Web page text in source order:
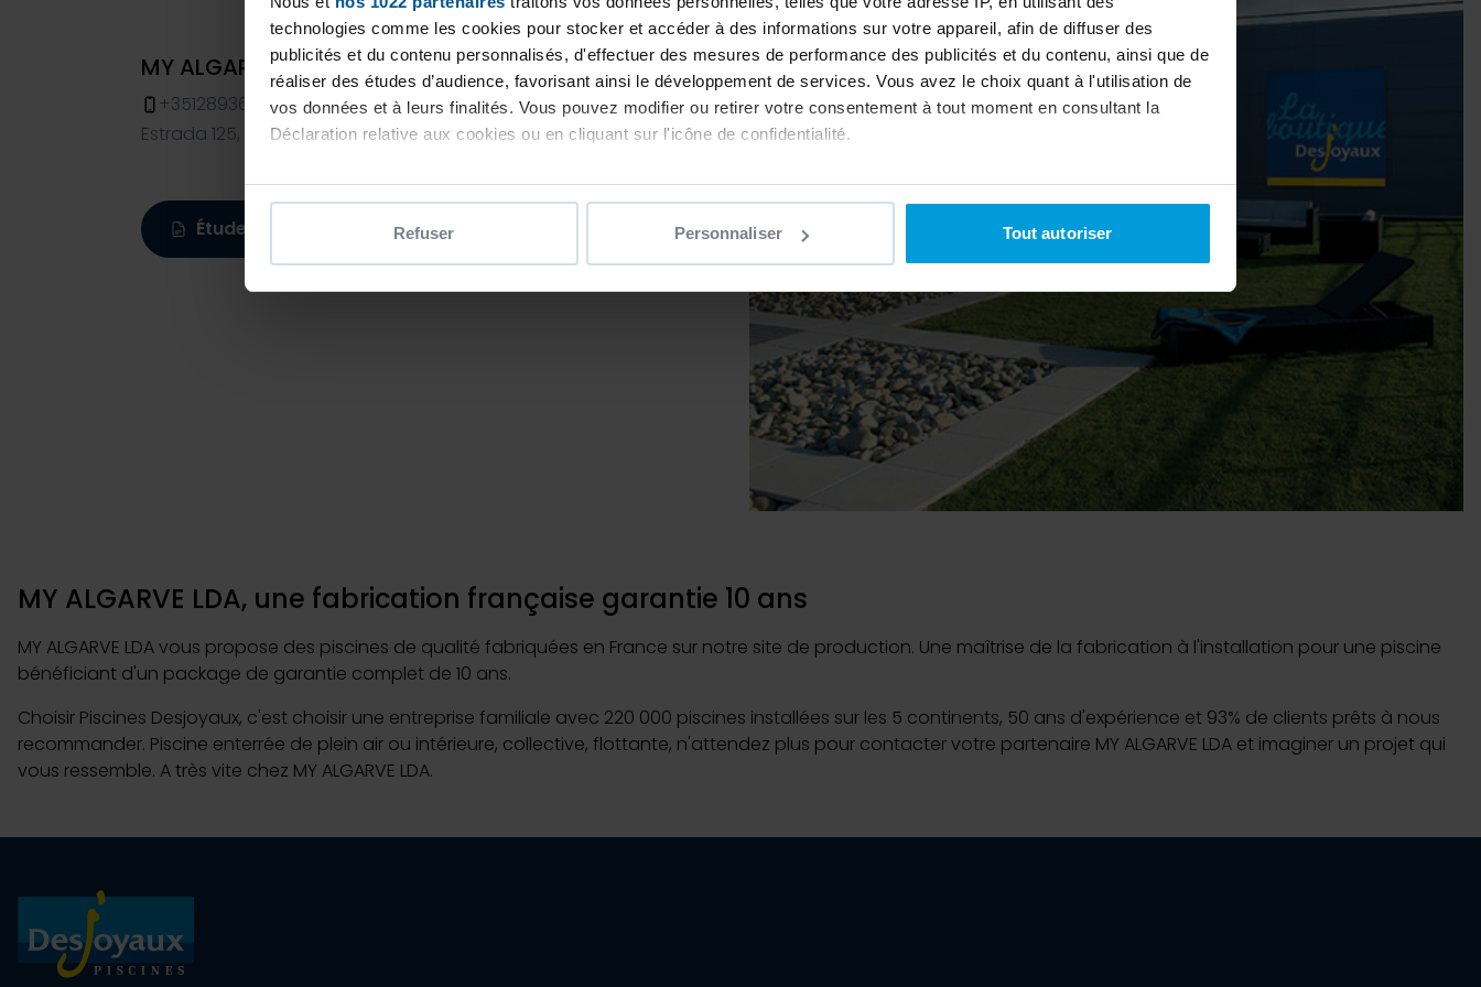
technologies comme les cookies pour stocker et accéder à des informations sur votre appareil, afin de diffuser des
publicités et du contenu personnalisés, d'effectuer des mesures de performance des publicités et du contenu, ainsi que de
réaliser des études d’audience, favorisant ainsi le développement de services. Vous avez le choix quant à l'utilisation de
vos données et à leurs finalités. Vous pouvez modifier ou retirer votre consentement à tout moment en consultant la
Déclaration relative aux cookies ou en cliquant sur l'icône de confidentialité.
Si vous le permettez, nous aimerions également :
Identifier votre appareil en l'analysant activement pour en relever les caractéristiques spécifiques (empreintes
digitales).
Pour en savoir plus sur le traitement de vos données personnelles et définir vos préférences, reportez-vous à la
. Vous pouvez modifier ou retirer votre consentement à tout moment à partir de la déclaration sur les cookies.
Les cookies nous permettent de personnaliser le contenu et les annonces, d'offrir des fonctionnalités relatives aux médias
sociaux et d'analyser notre trafic. Nous partageons également des informations sur l'utilisation de notre site avec nos
partenaires de médias sociaux, de publicité et d'analyse, qui peuvent combiner celles-ci avec d'autres informations que
vous leur avez fournies ou qu'ils ont collectées lors de votre utilisation de leurs services.
Refuser Personnaliser Tout autoriser
MY ALGARVE LDA - Piscines Desjoyaux
+351289360668
Estrada 125, sitio dos Celoes, LOULÉ, 8100-287
Étude personnalisée
MY ALGARVE LDA, une fabrication française garantie 10 ans
MY ALGARVE LDA vous propose des piscines de qualité fabriquées en France sur notre site de production. Une maîtrise de la fabrication à l'installation pour une piscine
bénéficiant d'un package de garantie complet de 10 ans.
Choisir Piscines Desjoyaux, c'est choisir une entreprise familiale avec 220 000 piscines installées sur les 5 continents, 50 ans d'expérience et 93% de clients prêts à nous
recommander. Piscine enterrée de plein air ou intérieure, collective, flottante, n'attendez plus pour contacter votre partenaire MY ALGARVE LDA et imaginer un projet qui
vous ressemble. A très vite chez MY ALGARVE LDA.